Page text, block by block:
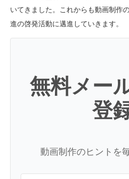
いてきました。これからも動画制作
進の啓発活動に邁進していきます。
無料メー
登
動画制作のヒントを